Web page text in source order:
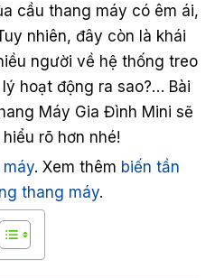
cầu thang máy có êm ái,
nhiên, đây còn là khái
người về hệ thống treo
hoạt động ra sao?… Bài
Máy Gia Đình Mini sẽ
rõ hơn nhé!
. Xem thêm biến tần
thang máy.